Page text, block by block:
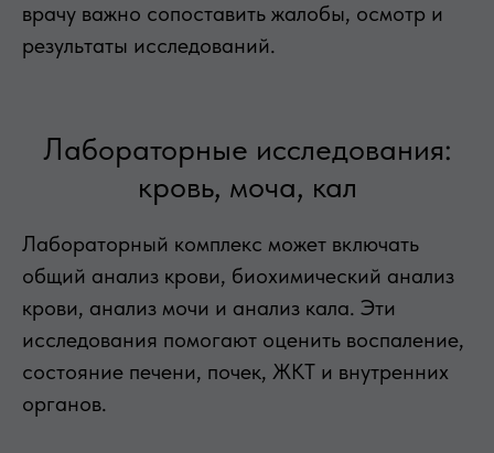
врачу важно сопоставить жалобы, осмотр и
результаты исследований.
Лабораторные исследования:
кровь, моча, кал
Лабораторный комплекс может включать
общий анализ крови, биохимический анализ
крови, анализ мочи и анализ кала. Эти
исследования помогают оценить воспаление,
состояние печени, почек, ЖКТ и внутренних
органов.